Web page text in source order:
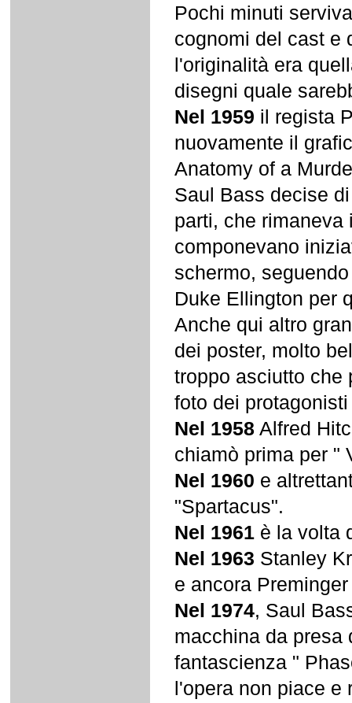
Pochi minuti
cognomi del cast e
l'originalità era
disegni quale
Nel 1959 il regista
nuovamente il
Anatomy of a
Saul Bass decise
parti, che
componevano
schermo,
Duke Ellington per
Anche qui altro
dei poster, molto
troppo asciutto che
foto dei
Nel 1958 Alfred
chiamò prima per "
Nel 1960 e
"Spartacus".
Nel 1961 è la volta
Nel 1963 Stanley
e ancora
Nel 1974, Saul
macchina da presa
fantascienza "
l'opera non piace